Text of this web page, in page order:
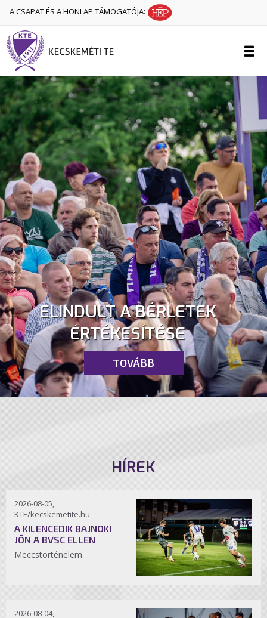
A CSAPAT ÉS A HONLAP TÁMOGATÓJA:
ELINDULT A BÉRLETEK
ÉRTÉKESÍTÉSE
TOVÁBB
HÍREK
2026-08-05,
KTE/kecskemetite.hu
A KILENCEDIK BAJNOKI
JÖN A BVSC ELLEN
Meccstörténelem.
2026-08-04,